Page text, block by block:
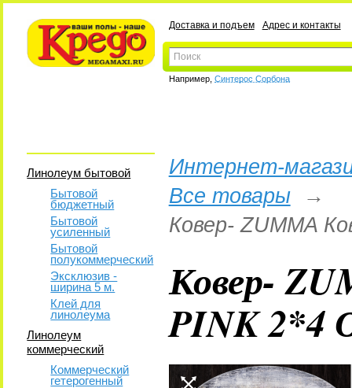
Доставка и подъем Адрес и контакты
Например, Синтерос Сорбона
Линолеум бытовой
Бытовой
бюджетный
Бытовой
усиленный
Бытовой
полукоммерческий
Эксклюзив -
ширина 5 м.
Клей для
линолеума
Линолеум
коммерческий
Коммерческий
гетерогенный
Интернет-
Все товары→
Ковер- ZUMMA
Ковер-
PINK 2*4